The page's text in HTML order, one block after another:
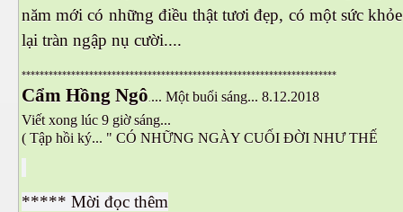
năm mới có những điều thật tươi đẹp, có một sức
lại tràn ngập nụ cười....
**********************************************************************
Cẩm Hồng Ngô ... Một buổi sáng... 8.12.2018
Viết xong lúc 9 giờ sáng...
( Tập hồi ký... " CÓ NHỮNG NGÀY CUỐI ĐỜI NHƯ THẾ
***** Mời đọc thêm